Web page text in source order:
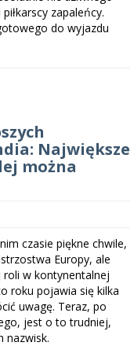
zapaleńcy.
do wyjazdu
Największe
można
czasie piękne chwile,
Europy, ale
w kontynentalnej
roku pojawia się kilka
uwagę. Teraz, po
jest o to trudniej,
nazwisk.